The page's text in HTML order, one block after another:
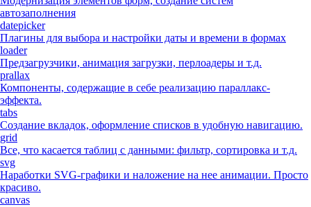
автозаполнения
datepicker
Плагины для выбора и настройки даты и времени в формах
loader
Предзагрузчики, анимация загрузки, перлоадеры и т.д.
prallax
Компоненты, содержащие в себе реализацию параллакс-
эффекта.
tabs
Создание вкладок, оформление списков в удобную навигацию.
grid
Все, что касается таблиц с данными: фильтр, сортировка и т.д.
svg
Наработки SVG-графики и наложение на нее анимации. Просто
красиво.
canvas